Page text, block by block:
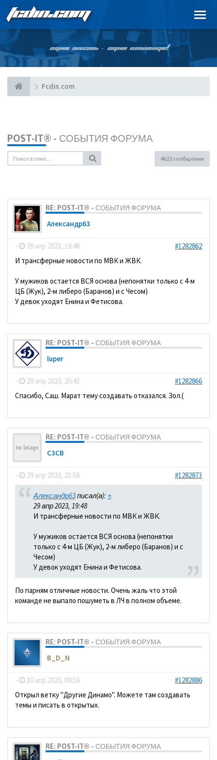
FCDIN.COM
ОДНА ЖИЗНЬ – ОДНА КОМАНДА!
Fcdin.com
POST-IT® - СОБЫТИЯ ФОРУМА
4622 сообщения
RE: POST-IT® - СОБЫТИЯ ФОРУМА
Александр63
- 29 апр 2023, 19:48
#1282862
И трансферные новости по МВК и ЖВК.
У мужиков остается ВСЯ основа (непонятки только с 4-м
ЦБ (Жук), 2-м либеро (Баранов) и с Чесом)
У девок уходят Енина и Фетисова.
RE: POST-IT® - СОБЫТИЯ ФОРУМА
luper
- 29 апр 2023, 20:43
#1282866
Спасибо, Саш. Марат тему создавать отказался. Зол.(
RE: POST-IT® - СОБЫТИЯ ФОРУМА
C3CB
- 29 апр 2023, 21:58 #1282873
Александр63писал(а): ↑
29 апр 2023, 19:48
И трансферные новости по МВК и ЖВК.
У мужиков остается ВСЯ основа (непонятки
только с 4-м ЦБ (Жук), 2-м либеро (Баранов) и с
Чесом)
У девок уходят Енина и Фетисова.
По парням отличные новости. Очень жаль что этой
команде не выпало пошуметь в ЛЧ в полном объеме.
RE: POST-IT® - СОБЫТИЯ ФОРУМА
B_D_N
- 30 апр 2023, 09:59
#1282886
Открыл ветку "Другие Динамо". Можете там создавать
темы и писать в открытых.
RE: POST-IT® - СОБЫТИЯ ФОРУМА